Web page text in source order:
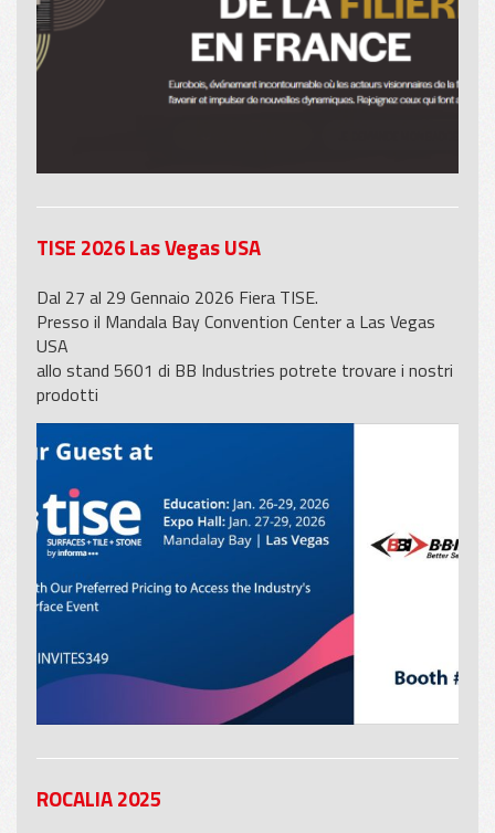
TISE 2026 Las Vegas USA
Dal 27 al 29 Gennaio 2026 Fiera TISE.
Presso il Mandala Bay Convention Center a Las Vegas
USA
allo stand 5601 di BB Industries potrete trovare i nostri
prodotti
ROCALIA 2025